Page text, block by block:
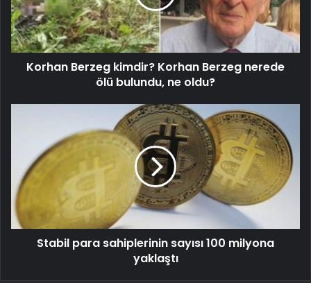
Korhan Berzeg kimdir? Korhan Berzeg nerede
ölü bulundu, ne oldu?
Stabil para sahiplerinin sayısı 100 milyona
yaklaştı